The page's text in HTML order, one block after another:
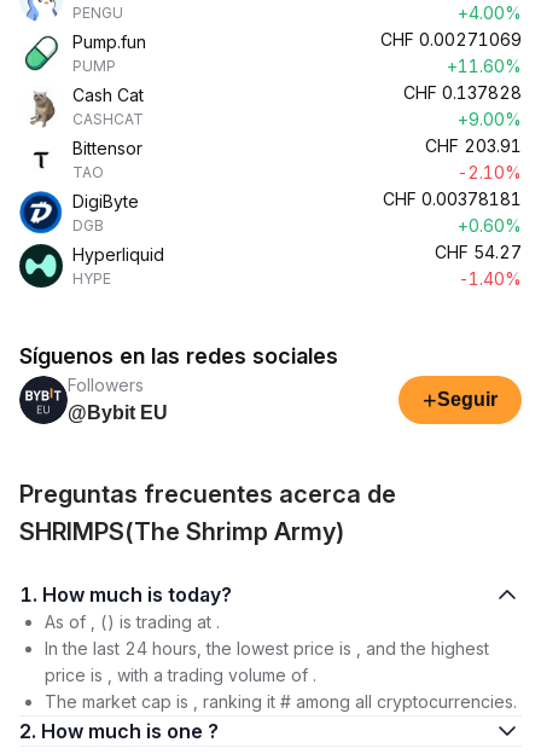
PENGU
+4.00%
Pump.fun
PUMP
CHF 0.00271069
+11.60%
Cash Cat
CASHCAT
CHF 0.137828
+9.00%
Bittensor
TAO
CHF 203.91
-2.10%
DigiByte
DGB
CHF 0.00378181
+0.60%
Hyperliquid
HYPE
CHF 54.27
-1.40%
Síguenos en las redes sociales
Followers
@Bybit EU
+Seguir
Preguntas frecuentes acerca de
SHRIMPS(The Shrimp Army)
1. How much is today?
As of , () is trading at .
In the last 24 hours, the lowest price is , and the highest
price is , with a trading volume of .
The market cap is , ranking it # among all cryptocurrencies.
2. How much is one ?